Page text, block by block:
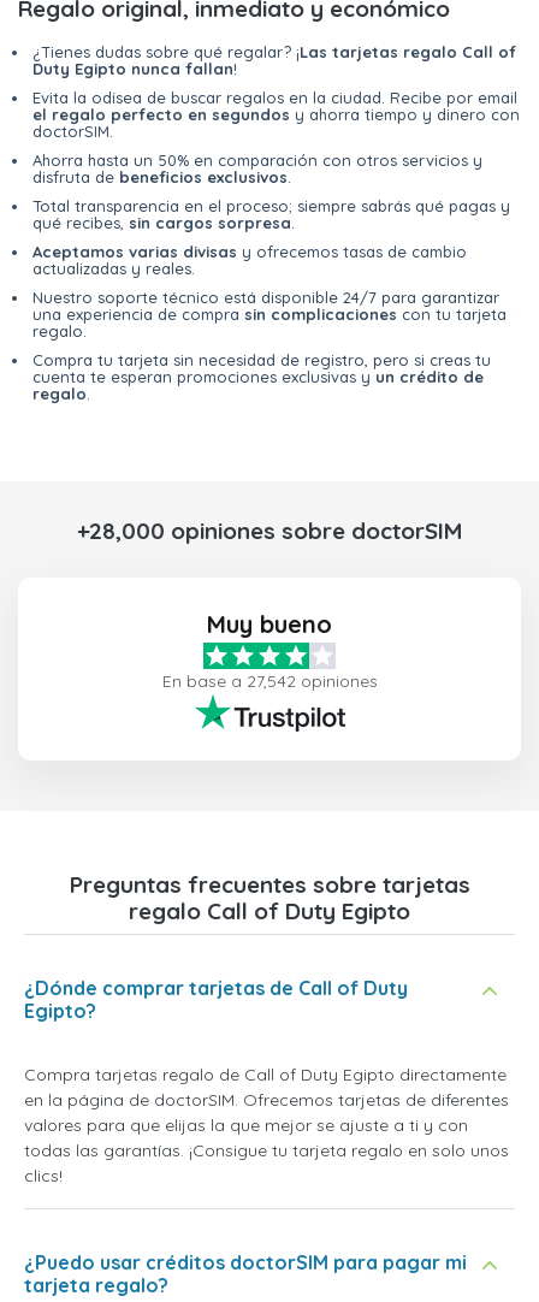
Regalo original, inmediato y económico
¿Tienes dudas sobre qué regalar? ¡Las tarjetas regalo Call of
Duty Egipto nunca fallan!
Evita la odisea de buscar regalos en la ciudad. Recibe por email
el regalo perfecto en segundos y ahorra tiempo y dinero con
doctorSIM.
Ahorra hasta un 50% en comparación con otros servicios y
disfruta de beneficios exclusivos
Total transparencia en el proceso; siempre sabrás qué pagas y
qué recibes, sin cargos sorpresa
Aceptamos varias divisas y ofrecemos tasas de cambio
actualizadas y reales.
Nuestro soporte técnico está disponible 24/7 para garantizar
una experiencia de compra sin complicaciones con tu tarjeta
regalo.
Compra tu tarjeta sin necesidad de registro, pero si creas tu
cuenta te esperan promociones exclusivas y un crédito de
regalo
+28,000 opiniones sobre doctorSIM
Muy bueno
En base a 27,542 opiniones
Preguntas frecuentes sobre tarjetas
regalo Call of Duty Egipto
¿Dónde comprar tarjetas de Call of Duty
Egipto?
Compra tarjetas regalo de Call of Duty Egipto directamente
en la página de doctorSIM. Ofrecemos tarjetas de diferentes
valores para que elijas la que mejor se ajuste a ti y con
todas las garantías. ¡Consigue tu tarjeta regalo en solo unos
clics!
¿Puedo usar créditos doctorSIM para pagar mi
tarjeta regalo?